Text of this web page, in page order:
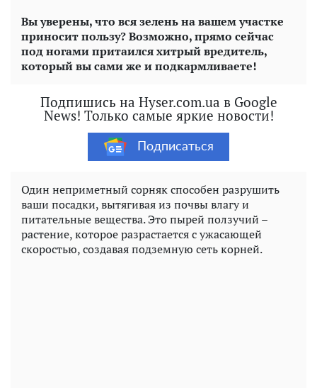
Вы уверены, что вся зелень на вашем участке
приносит пользу? Возможно, прямо сейчас
под ногами притаился хитрый вредитель,
который вы сами же и подкармливаете!
Подпишись на Hyser.com.ua в Google
News! Только самые яркие новости!
Подписаться
Один неприметный сорняк способен разрушить
ваши посадки, вытягивая из почвы влагу и
питательные вещества. Это пырей ползучий –
растение, которое разрастается с ужасающей
скоростью, создавая подземную сеть корней.